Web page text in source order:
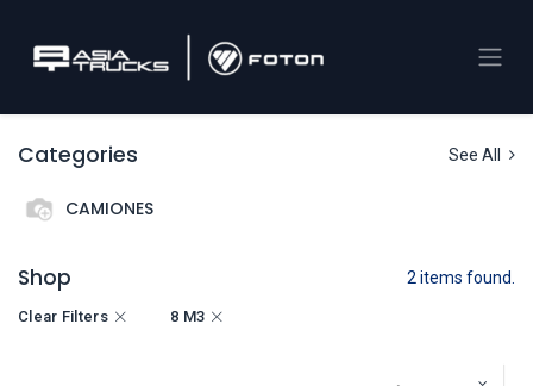
Categories See All
CAMIONES
Shop 2 items found.
Clear Filters 8 M3